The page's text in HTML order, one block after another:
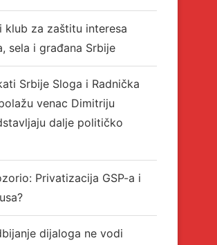
klub za zaštitu interesa
sela i građana Srbije
Srbije Sloga i Radnička
venac Dimitriju
dalje političko
Privatizacija GSP-a i
dijaloga ne vodi